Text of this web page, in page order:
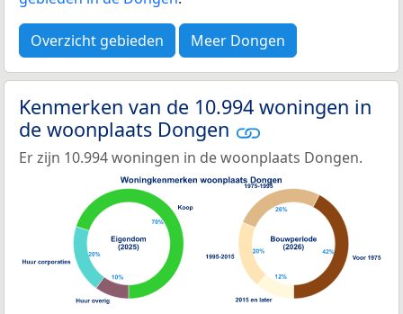
Overzicht gebieden Meer Dongen
Kenmerken van de 10.994 woningen in
de woonplaats Dongen
Er zijn 10.994 woningen in de woonplaats Dongen.